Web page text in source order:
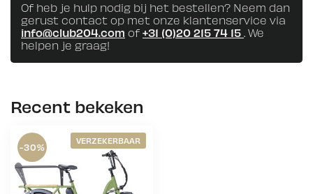
Of heb je hulp nodig bij het bestellen? Neem dan
gerust contact op met onze klantenservice via
info@club204.com of +31 (0)20 215 74 15 . We
helpen je graag!
Recent bekeken
VERZEKERBAAR
-30%